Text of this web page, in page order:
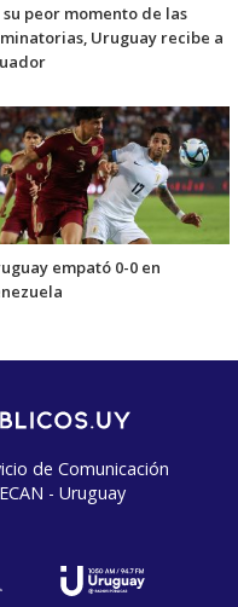
su peor momento de las
Uruguay recibe a
empató 0-0 en
de Comunicación
- Uruguay